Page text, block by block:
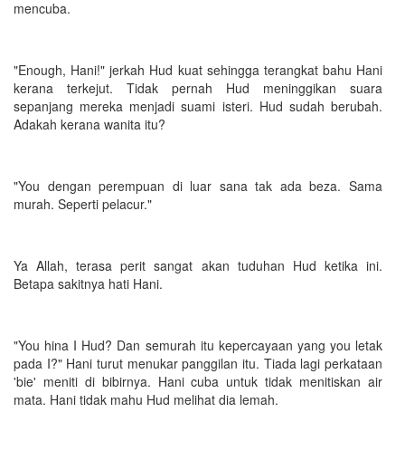
mencuba.
"Enough, Hani!" jerkah Hud kuat sehingga terangkat bahu Hani
kerana terkejut. Tidak pernah Hud meninggikan suara
sepanjang mereka menjadi suami isteri. Hud sudah berubah.
Adakah kerana wanita itu?
"You dengan perempuan di luar sana tak ada beza. Sama
murah. Seperti pelacur."
Ya Allah, terasa perit sangat akan tuduhan Hud ketika ini.
Betapa sakitnya hati Hani.
"You hina I Hud? Dan semurah itu kepercayaan yang you letak
pada I?" Hani turut menukar panggilan itu. Tiada lagi perkataan
'bie' meniti di bibirnya. Hani cuba untuk tidak menitiskan air
mata. Hani tidak mahu Hud melihat dia lemah.